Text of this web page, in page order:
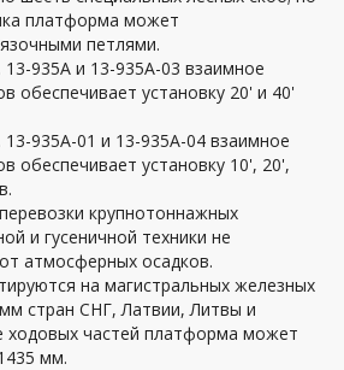
платформа может
петлями.
935А и 13-935А-03 взаимное
обеспечивает установку 20' и 40'
935А-01 и 13-935А-04 взаимное
обеспечивает установку 10', 20',
крупнотоннажных
и гусеничной техники не
атмосферных осадков.
на магистральных железных
стран СНГ, Латвии, Литвы и
ходовых частей платформа может
мм.